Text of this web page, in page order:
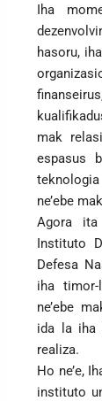
Iha
hasoru,
mak
espasus
ne’ebe
Agora
Instituto
Defesa
iha
ne’ebe
ida la iha
realiza.
Ho ne’e,
instituto